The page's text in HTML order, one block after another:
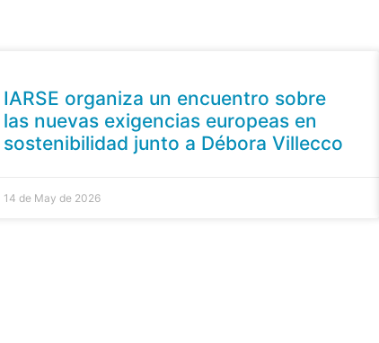
IARSE organiza un encuentro sobre
las nuevas exigencias europeas en
sostenibilidad junto a Débora Villecco
14 de May de 2026